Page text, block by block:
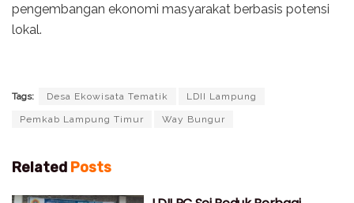
pengembangan ekonomi masyarakat berbasis potensi
lokal.
Tags: Desa Ekowisata Tematik LDII Lampung
Pemkab Lampung Timur Way Bungur
Related Posts